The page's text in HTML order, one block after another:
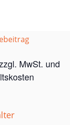
MwSt. und